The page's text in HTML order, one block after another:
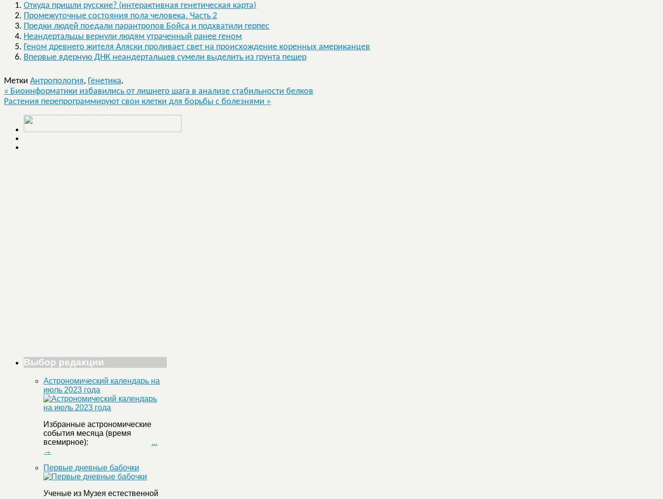
Откуда пришли русские? (интерактивная генетическая карта)
Промежуточные состояния пола человека. Часть 2
Предки людей поедали парантропов Бойса и подхватили герпес
Неандертальцы вернули людям утраченный ранее геном
Геном древнего жителя Аляски проливает свет на происхождение коренных американцев
Впервые ядерную ДНК неандертальцев сумели выделить из грунта пещер
Метки Антропология, Генетика.
« Биоинформатики избавились от лишнего шага в анализе стабильности белков
Растения перепрограммируют свои клетки для борьбы с болезнями »
Выбор редакции
Астрономический календарь на
июль 2023 года
Избранные астрономические
события месяца (время
всемирное): ...
→
Первые дневные бабочки
Ученые из Музея естественной